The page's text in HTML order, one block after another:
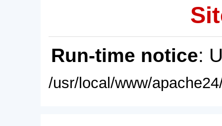
Run-time notice:
/usr/local/www/